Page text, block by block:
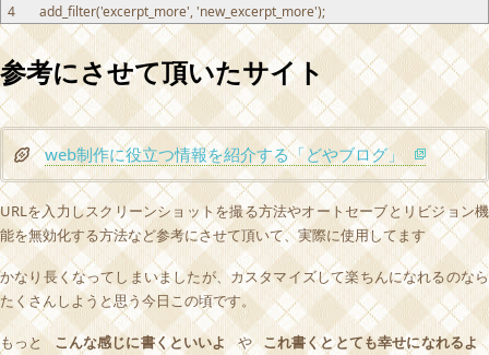
4
add_filter('excerpt_more','new_excerpt_more');
参考にさせて頂いたサイト
web制作に役立つ情報を紹介する「どやブログ」
URLを入力しスクリーンショットを撮る方法やオートセーブとリビジョン機
能を無効化する方法など参考にさせて頂いて、実際に使用してます
かなり長くなってしまいましたが、カスタマイズして楽ちんになれるのなら
たくさんしようと思う今日この頃です。
もっと こんな感じに書くといいよ や
これ書くととても幸せになれるよ